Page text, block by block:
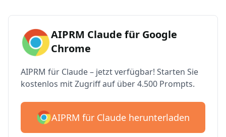
AIPRM Claude für Google
Chrome
AIPRM für Claude – jetzt verfügbar! Starten Sie
kostenlos mit Zugriff auf über 4.500 Prompts.
AIPRM für Claude herunterladen